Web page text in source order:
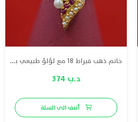
خاتم ذهب قيراط 18 مع لؤلؤ طبيعي بحريني وياقوت
د.ب 374
أضف الى السلة